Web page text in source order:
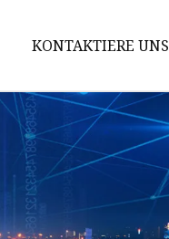
KONTAKTIERE UNS